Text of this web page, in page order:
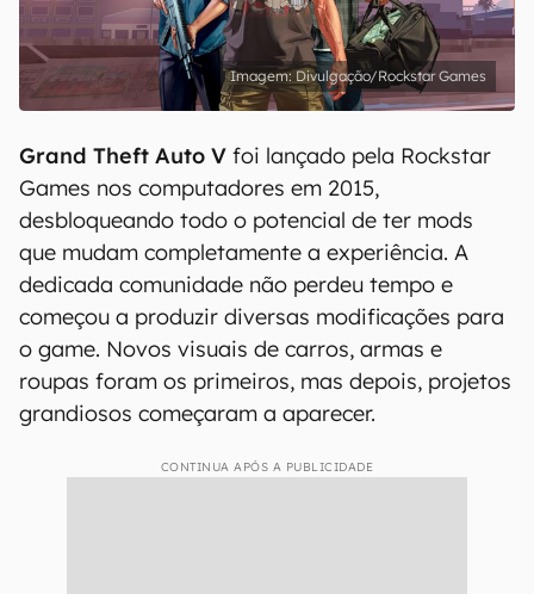
Divulgação/Rockstar Games
Grand Theft Auto V foi lançado pela Rockstar
Games nos computadores em 2015,
desbloqueando todo o potencial de ter mods
que mudam completamente a experiência. A
dedicada comunidade não perdeu tempo e
começou a produzir diversas modificações para
o game. Novos visuais de carros, armas e
roupas foram os primeiros, mas depois, projetos
grandiosos começaram a aparecer.
CONTINUA APÓS A PUBLICIDADE